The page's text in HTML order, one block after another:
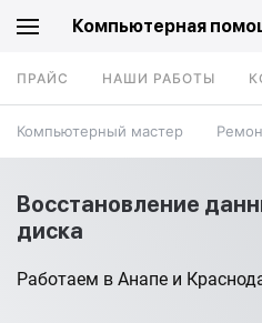
Компьютерная
ПРАЙС НАШИ РАБОТЫ
Компьютерный мастер
Восстановление
диска
Работаем в Анапе и